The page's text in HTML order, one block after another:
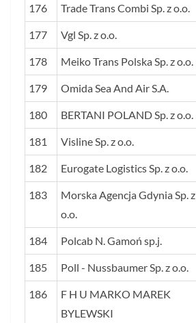
176 Trade Trans Combi Sp. z o.o.
177 Vgl Sp. z o.o.
178 Meiko Trans Polska Sp. z o.o.
179 Omida Sea And Air S.A.
180 BERTANI POLAND Sp. z o.o.
181 Visline Sp. z o.o.
182 Eurogate Logistics Sp. z o.o.
183
Morska Agencja Gdynia Sp. z
o.o.
184 Polcab N. Gamoń sp.j.
185 Poll - Nussbaumer Sp. z o.o.
186
F H U MARKO MAREK
BYLEWSKI